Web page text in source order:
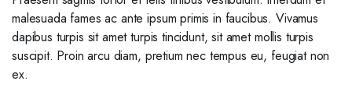
malesuada fames ac ante ipsum primis in faucibus. Vivamus
dapibus turpis sit amet turpis tincidunt, sit amet mollis turpis
suscipit. Proin arcu diam, pretium nec tempus eu, feugiat non
ex.